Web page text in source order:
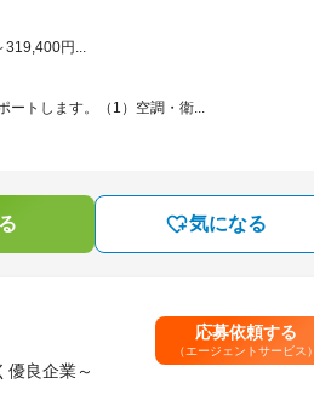
円...
トします。（1）空調・衛...
気になる
優良企業～
応募依頼する
（エージェントサービス）